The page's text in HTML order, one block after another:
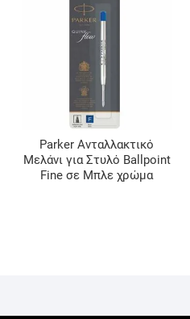
Parker Ανταλλακτικό
Μελάνι για Στυλό Ballpoint
Fine σε Μπλε χρώμα